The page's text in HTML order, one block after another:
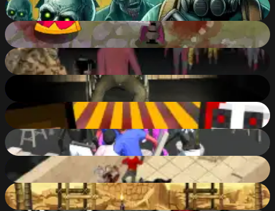
85%
Parmesan Partisan Deluxe
90%
Apocalypse - Zombie City
82%
Hospital: Survive the Night
85
Minicraft: Imposter War
78
The Night Of Fight 2: Brawl in a CyberPub
84%
Forgotten Dungeon II
88%
Alpha Guns
78%